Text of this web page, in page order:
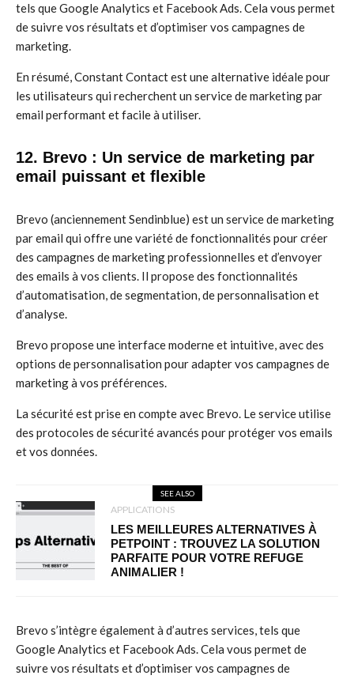
tels que Google Analytics et Facebook Ads. Cela vous permet
de suivre vos résultats et d’optimiser vos campagnes de
marketing.
En résumé, Constant Contact est une alternative idéale pour
les utilisateurs qui recherchent un service de marketing par
email performant et facile à utiliser.
12. Brevo : Un service de marketing par
email puissant et flexible
Brevo (anciennement Sendinblue) est un service de marketing
par email qui offre une variété de fonctionnalités pour créer
des campagnes de marketing professionnelles et d’envoyer
des emails à vos clients. Il propose des fonctionnalités
d’automatisation, de segmentation, de personnalisation et
d’analyse.
Brevo propose une interface moderne et intuitive, avec des
options de personnalisation pour adapter vos campagnes de
marketing à vos préférences.
La sécurité est prise en compte avec Brevo. Le service utilise
des protocoles de sécurité avancés pour protéger vos emails
et vos données.
SEE ALSO
APPLICATIONS
LES MEILLEURES ALTERNATIVES À
PETPOINT : TROUVEZ LA SOLUTION
PARFAITE POUR VOTRE REFUGE
ANIMALIER !
Brevo s’intègre également à d’autres services, tels que
Google Analytics et Facebook Ads. Cela vous permet de
suivre vos résultats et d’optimiser vos campagnes de